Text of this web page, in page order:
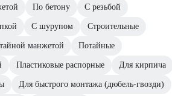
По бетону С резьбой
С шурупом Строительные
манжетой Потайные
Пластиковые распорные Для кирпича
Для быстрого монтажа (дюбель-гвозди)